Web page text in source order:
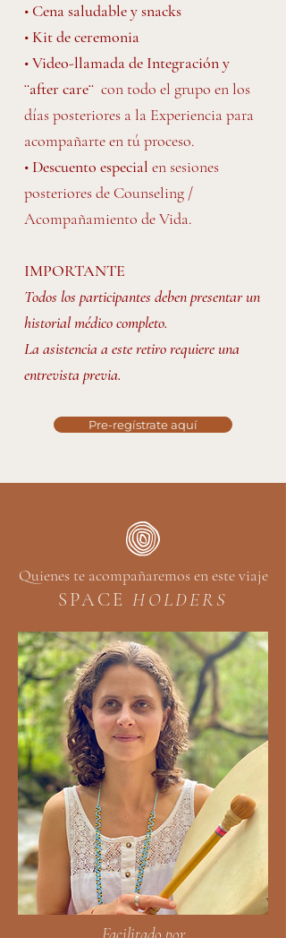
• Cena saludable y snacks
• Kit de ceremonia
•Video-llamada de Integracióny
¨after care¨ con todo el grupo en los
días posteriores a la Experiencia para
acompañarte en tú proceso.
• Descuento especial en sesiones
posteriores de Counseling /
Acompañamiento de Vida.
IMPORTANTE
Todos los participantes deben presentar un
historial médico completo.
La asistencia a este retiro requiere una
entrevista previa.
Pre-regístrate aquí
Quienes te acompañaremos en este viaje
SPACEHOLDERS